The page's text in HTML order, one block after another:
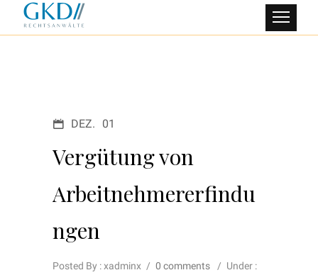
DEZ. 01
Vergütung von
Arbeitnehmererfindu
ngen
Posted By : xadminx / 0 comments / Under :